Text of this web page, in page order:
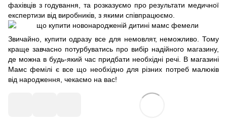
фахівців з годування, та розказуємо про результати медичної
експертизи від виробників, з якими співпрацюємо.
Звичайно, купити одразу все для немовлят, неможливо. Тому
краще завчасно потурбуватись про вибір надійного магазину,
де можна в будь-який час придбати необхідні речі. В магазині
Мамс фемілі є все що необхідно для різних потреб малюків
від народження, чекаємо на вас!